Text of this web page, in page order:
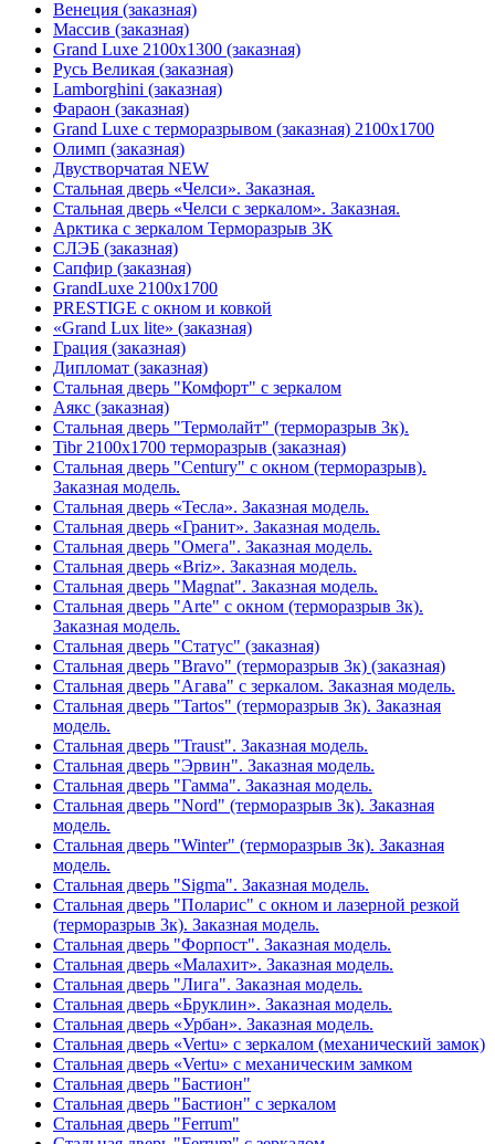
Венеция (заказная)
Массив (заказная)
Grand Luxe 2100х1300 (заказная)
Русь Великая (заказная)
Lamborghini (заказная)
Фараон (заказная)
Grand Luxe с терморазрывом (заказная) 2100х1700
Олимп (заказная)
Двустворчатая NEW
Стальная дверь «Челси». Заказная.
Стальная дверь «Челси с зеркалом». Заказная.
Арктика с зеркалом Терморазрыв 3К
СЛЭБ (заказная)
Сапфир (заказная)
GrandLuxe 2100х1700
PRESTIGE с окном и ковкой
«Grand Lux lite» (заказная)
Гpация (заказная)
Дипломат (заказная)
Стальная дверь "Комфорт" с зеркалом
Аякс (заказная)
Стальная дверь "Термолайт" (терморазрыв 3к).
Tibr 2100х1700 терморазрыв (заказная)
Стальная дверь "Century" с окном (терморазрыв).
Заказная модель.
Стальная дверь «Тесла». Заказная модель.
Стальная дверь «Гранит». Заказная модель.
Стальная дверь "Омега". Заказная модель.
Стальная дверь «Briz». Заказная модель.
Стальная дверь "Magnat". Заказная модель.
Стальная дверь "Arte" с окном (терморазрыв 3к).
Заказная модель.
Стальная дверь "Статус" (заказная)
Стальная дверь "Bravo" (терморазрыв 3к) (заказная)
Стальная дверь "Агава" с зеркалом. Заказная модель.
Стальная дверь "Tartos" (терморазрыв 3к). Заказная
модель.
Стальная дверь "Traust". Заказная модель.
Стальная дверь "Эрвин". Заказная модель.
Стальная дверь "Гамма". Заказная модель.
Стальная дверь "Nord" (терморазрыв 3к). Заказная
модель.
Стальная дверь "Winter" (терморазрыв 3к). Заказная
модель.
Стальная дверь "Sigma". Заказная модель.
Стальная дверь "Поларис" с окном и лазерной резкой
(терморазрыв 3к). Заказная модель.
Стальная дверь "Форпост". Заказная модель.
Стальная дверь «Малахит». Заказная модель.
Стальная дверь "Лига". Заказная модель.
Стальная дверь «Бруклин». Заказная модель.
Стальная дверь «Урбан». Заказная модель.
Стальная дверь «Vertu» с зеркалом (механический замок)
Стальная дверь «Vertu» с механическим замком
Стальная дверь "Бастион"
Стальная дверь "Бастион" с зеркалом
Стальная дверь "Ferrum"